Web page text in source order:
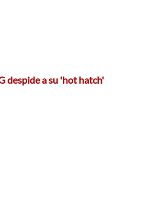
despide a su 'hot hatch'